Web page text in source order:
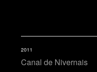
Canal de Nivernais
2011